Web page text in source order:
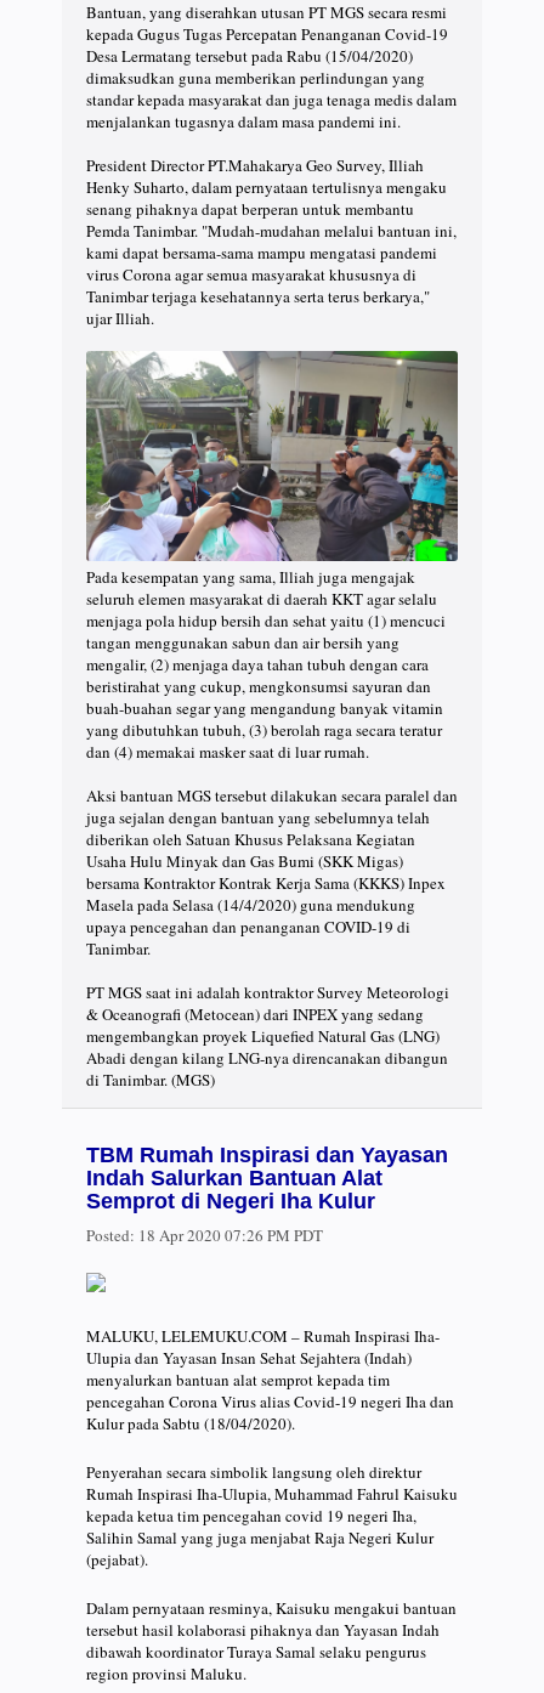
Bantuan, yang diserahkan utusan PT MGS secara resmi
kepada Gugus Tugas Percepatan Penanganan Covid-19
Desa Lermatang tersebut pada Rabu (15/04/2020)
dimaksudkan guna memberikan perlindungan yang
standar kepada masyarakat dan juga tenaga medis dalam
menjalankan tugasnya dalam masa pandemi ini.
President Director PT.Mahakarya Geo Survey, Illiah
Henky Suharto, dalam pernyataan tertulisnya mengaku
senang pihaknya dapat berperan untuk membantu
Pemda Tanimbar. "Mudah-mudahan melalui bantuan ini,
kami dapat bersama-sama mampu mengatasi pandemi
virus Corona agar semua masyarakat khususnya di
Tanimbar terjaga kesehatannya serta terus berkarya,"
ujar Illiah.
Pada kesempatan yang sama, Illiah juga mengajak
seluruh elemen masyarakat di daerah KKT agar selalu
menjaga pola hidup bersih dan sehat yaitu (1) mencuci
tangan menggunakan sabun dan air bersih yang
mengalir, (2) menjaga daya tahan tubuh dengan cara
beristirahat yang cukup, mengkonsumsi sayuran dan
buah-buahan segar yang mengandung banyak vitamin
yang dibutuhkan tubuh, (3) berolah raga secara teratur
dan (4) memakai masker saat di luar rumah.
Aksi bantuan MGS tersebut dilakukan secara paralel dan
juga sejalan dengan bantuan yang sebelumnya telah
diberikan oleh Satuan Khusus Pelaksana Kegiatan
Usaha Hulu Minyak dan Gas Bumi (SKK Migas)
bersama Kontraktor Kontrak Kerja Sama (KKKS) Inpex
Masela pada Selasa (14/4/2020) guna mendukung
upaya pencegahan dan penanganan COVID-19 di
Tanimbar.
PT MGS saat ini adalah kontraktor Survey Meteorologi
& Oceanografi (Metocean) dari INPEX yang sedang
mengembangkan proyek Liquefied Natural Gas (LNG)
Abadi dengan kilang LNG-nya direncanakan dibangun
di Tanimbar. (MGS)
TBM Rumah Inspirasi dan Yayasan
Indah Salurkan Bantuan Alat
Semprot di Negeri Iha Kulur
Posted: 18 Apr 2020 07:26 PM PDT
MALUKU, LELEMUKU.COM – Rumah Inspirasi Iha-
Ulupia dan Yayasan Insan Sehat Sejahtera (Indah)
menyalurkan bantuan alat semprot kepada tim
pencegahan Corona Virus alias Covid-19 negeri Iha dan
Kulur pada Sabtu (18/04/2020).
Penyerahan secara simbolik langsung oleh direktur
Rumah Inspirasi Iha-Ulupia, Muhammad Fahrul Kaisuku
kepada ketua tim pencegahan covid 19 negeri Iha,
Salihin Samal yang juga menjabat Raja Negeri Kulur
(pejabat).
Dalam pernyataan resminya, Kaisuku mengakui bantuan
tersebut hasil kolaborasi pihaknya dan Yayasan Indah
dibawah koordinator Turaya Samal selaku pengurus
region provinsi Maluku.